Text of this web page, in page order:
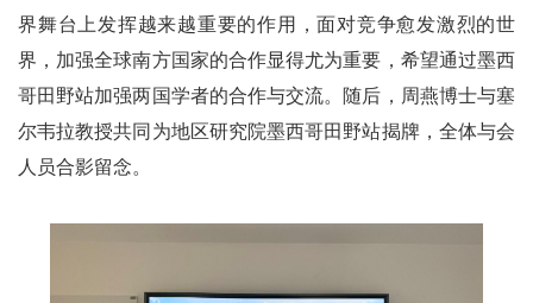
界舞台上发挥越来越重要的作用，面对竞争愈发激烈的世
界，加强全球南方国家的合作显得尤为重要，希望通过墨西
哥田野站加强两国学者的合作与交流。随后，周燕博士与塞
尔韦拉教授共同为地区研究院墨西哥田野站揭牌，全体与会
人员合影留念。